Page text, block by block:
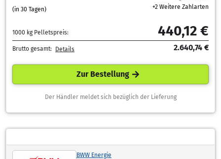
(in 30 Tagen)
+2 Weitere Zahlarten
1000 kg Pelletspreis: 440,12 €
Brutto gesamt: Details 2.640,74 €
Zur Bestellung
Der Händler meldet sich bezüglich der Lieferung
BWW Energie